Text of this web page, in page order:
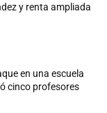
y renta ampliada
en una escuela
cinco profesores